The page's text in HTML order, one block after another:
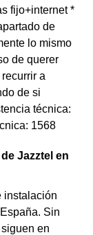
fijo+internet *
de
lo mismo
de querer
a
de si
técnica:
1568
Jazztel en
instalación
Sin
en